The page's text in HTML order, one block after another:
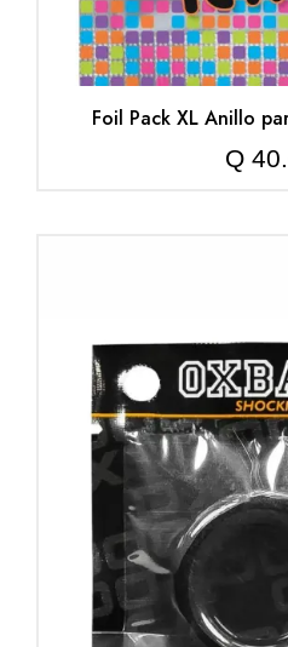
Foil Pack XL Anillo
Q